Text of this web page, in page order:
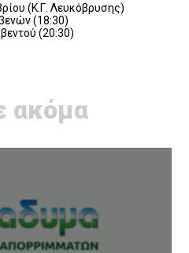
(Κ.Γ. Λευκόβρυσης)
(18:30)
(20:30)
ακόμα